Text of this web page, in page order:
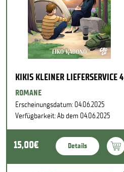
KIKIS KLEINER LIEFERSERVICE 4
ROMANE
Erscheinungsdatum: 04.06.2025
Verfügbarkeit: Ab dem 04.06.2025
15,00€ Details